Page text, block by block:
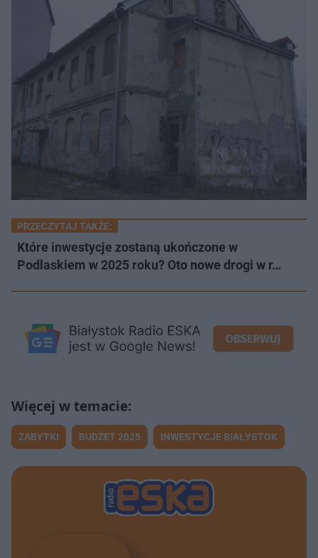
PRZECZYTAJ TAKŻE:
Które inwestycje zostaną ukończone w
Podlaskiem w 2025 roku? Oto nowe drogi w r…
ZABYTKI BUDŻET 2025 INWESTYCJE BIAŁYSTOK